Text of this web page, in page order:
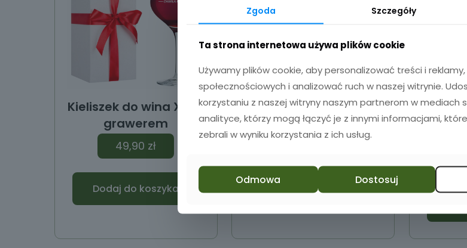
Kieliszek do wina XXL z
grawerem
49,90 zł
Dodaj do koszyka
Kieliszek do wina z
grawerem 330ml
Dodaj do koszyka
Zgoda Szczegóły
Ta strona internetowa używa plików cookie
Używamy plików cookie, aby personalizować treści i
społecznościowych i analizować ruch w naszej witrynie.
korzystaniu z naszej witryny naszym partnerom w mediach
analityce, którzy mogą łączyć je z innymi informacjami,
zebrali w wyniku korzystania z ich usług.
Odmowa Dostosuj